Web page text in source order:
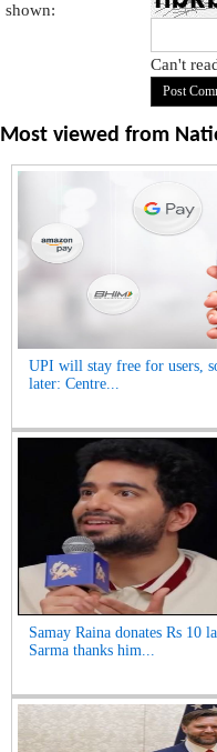
shown:
Can't
Most viewed from
UPI will stay free for users,
later: Centre...
Samay Raina donates Rs 10
Sarma thanks him...